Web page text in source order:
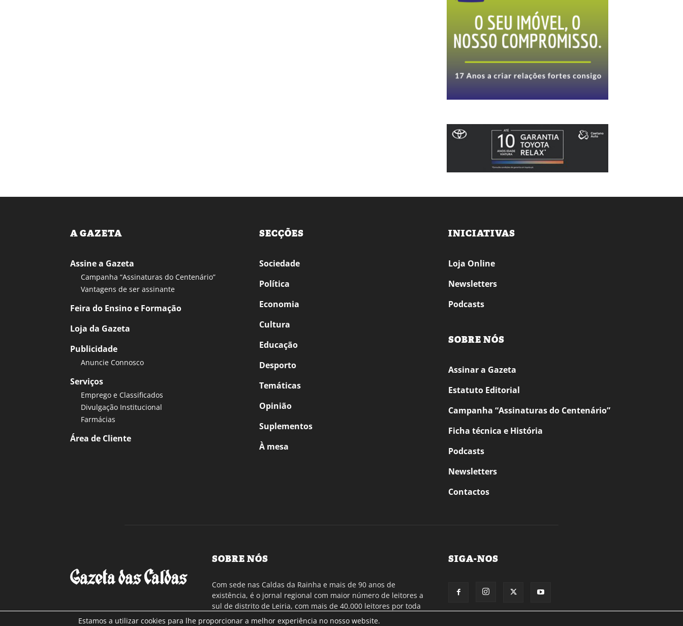
A GAZETA
Assine a Gazeta
Campanha “Assinaturas do Centenário”
Vantagens de ser assinante
Feira do Ensino e Formação
Loja da Gazeta
Publicidade
Anuncie Connosco
Serviços
Emprego e Classificados
Divulgação Institucional
Farmácias
Área de Cliente
SECÇÕES
Sociedade
Política
Economia
Cultura
Educação
Desporto
Temáticas
Opinião
Suplementos
À mesa
INICIATIVAS
Loja Online
Newsletters
Podcasts
SOBRE NÓS
Assinar a Gazeta
Estatuto Editorial
Campanha “Assinaturas do Centenário”
Ficha técnica e História
Podcasts
Newsletters
Contactos
SOBRE NÓS
Com sede nas Caldas da Rainha e mais de 90 anos de
existência, é o jornal regional com maior número de leitores a
sul de distrito de Leiria, com mais de 40.000 leitores por toda
a região Oeste. Jornal com distribuição em Portugal
SIGA-NOS
Estamos a utilizar cookies para lhe proporcionar a melhor experiência no nosso website.